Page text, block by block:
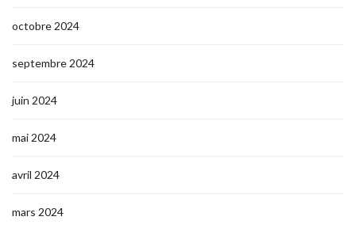
octobre 2024
septembre 2024
juin 2024
mai 2024
avril 2024
mars 2024